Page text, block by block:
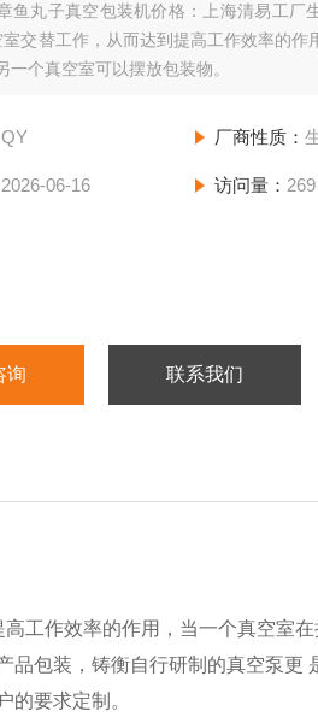
鱼丸子真空包装机价格：上海清易工厂
交替工作，从而达到提高工作效率的作
一个真空室可以摆放包装物。
QY 厂商性质：
2026-06-16 访问量： 269
询 联系我们
工作效率的作用，当一个真空室
包装，铸衡自行研制的真空泵更
的要求定制。